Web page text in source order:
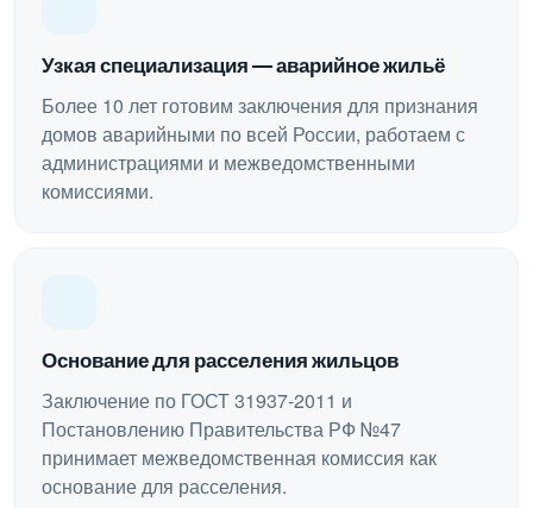
Узкая специализация — аварийное жильё
Более 10 лет готовим заключения для признания
домов аварийными по всей России, работаем с
администрациями и межведомственными
комиссиями.
Основание для расселения жильцов
Заключение по ГОСТ 31937-2011 и
Постановлению Правительства РФ №47
принимает межведомственная комиссия как
основание для расселения.